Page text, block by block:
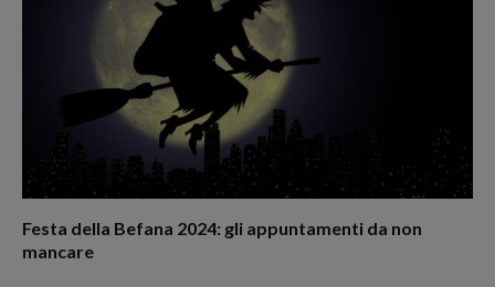
Festa della Befana 2024: gli appuntamenti da non
mancare